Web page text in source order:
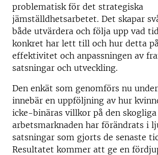
problematisk för det strategiska
jämställdhetsarbetet. Det skapar
både utvärdera och följa upp vad
konkret har lett till och hur detta
effektivitet och anpassningen av
satsningar och utveckling.
Den enkät som genomförs nu
innebär en uppföljning av hur
icke-binäras villkor på den skogliga
arbetsmarknaden har förändrats i
satsningar som gjorts de senaste
Resultatet kommer att ge en